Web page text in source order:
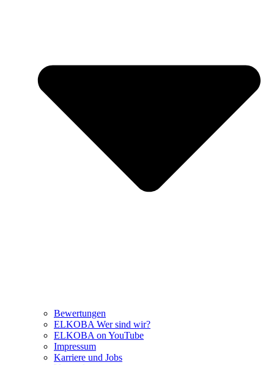
Bewertungen
ELKOBA Wer sind wir?
ELKOBA on YouTube
Impressum
Karriere und Jobs